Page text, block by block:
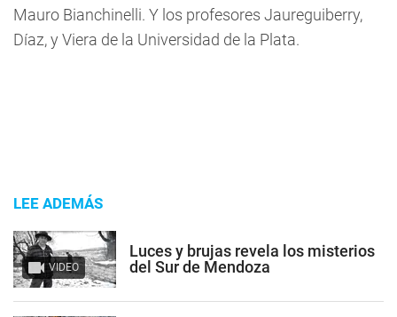
Mauro Bianchinelli. Y los profesores Jaureguiberry,
Díaz, y Viera de la Universidad de la Plata.
LEE ADEMÁS
VIDEO
Luces y brujas revela los misterios
del Sur de Mendoza